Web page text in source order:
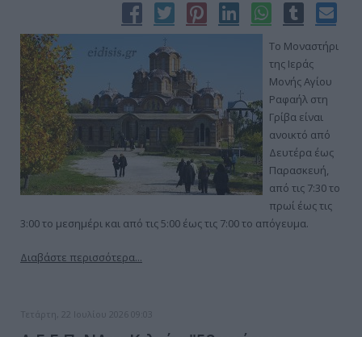
Το Μοναστήρι
της Ιεράς
Μονής Αγίου
Ραφαήλ στη
Γρίβα είναι
ανοικτό από
Δευτέρα έως
Παρασκευή,
από τις 7:30 το
πρωί έως τις
3:00 το μεσημέρι και από τις 5:00 έως τις 7:00 το απόγευμα.
Διαβάστε περισσότερα...
Τετάρτη, 22 Ιουλίου 2026 09:03